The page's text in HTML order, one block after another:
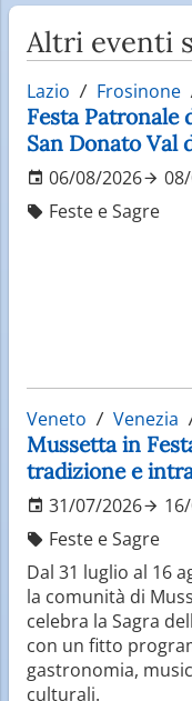
Altri eventi
Lazio Frosinone
Festa Patronale
San Donato Val
06/08/2026
Feste e Sagre
Veneto Venezia
Mussetta in
tradizione e
31/07/2026
Feste e Sagre
Dal 31 luglio al 16
la comunità di
celebra la Sagra
con un fitto
gastronomia,
culturali.